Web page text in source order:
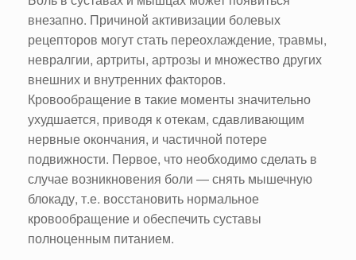
внезапно. Причиной активизации болевых
рецепторов могут стать переохлаждение, травмы,
невралгии, артриты, артрозы и множество других
внешних и внутренних факторов.
Кровообращение в такие моменты значительно
ухудшается, приводя к отекам, сдавливающим
нервные окончания, и частичной потере
подвижности. Первое, что необходимо сделать в
случае возникновения боли ― снять мышечную
блокаду, т.е. восстановить нормальное
кровообращение и обеспечить суставы
полноценным питанием.